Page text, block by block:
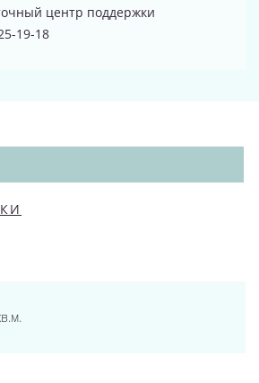
центр поддержки
19-18